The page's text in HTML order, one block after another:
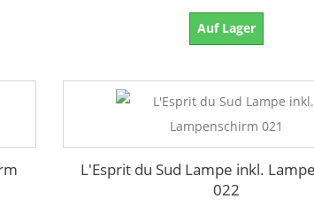
Auf Lager
L'Esprit du Sud Lampe inkl.
022